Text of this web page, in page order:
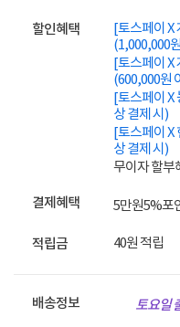
할인혜택
[토스페이 X
(1,000,000
[토스페이 X
(600,000원
[토스페이 X
상 결제 시)
[토스페이 X
상 결제 시)
무이자 할부
결제혜택 5만원5%포
적립금 40원 적립
배송정보 토요일